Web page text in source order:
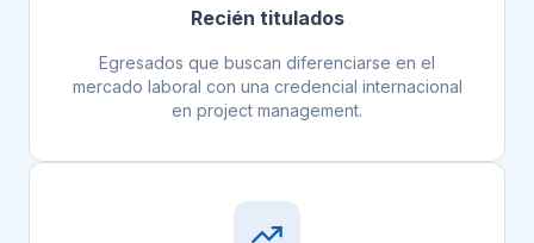
Recién titulados
Egresados que buscan diferenciarse en el
mercado laboral con una credencial internacional
en project management.